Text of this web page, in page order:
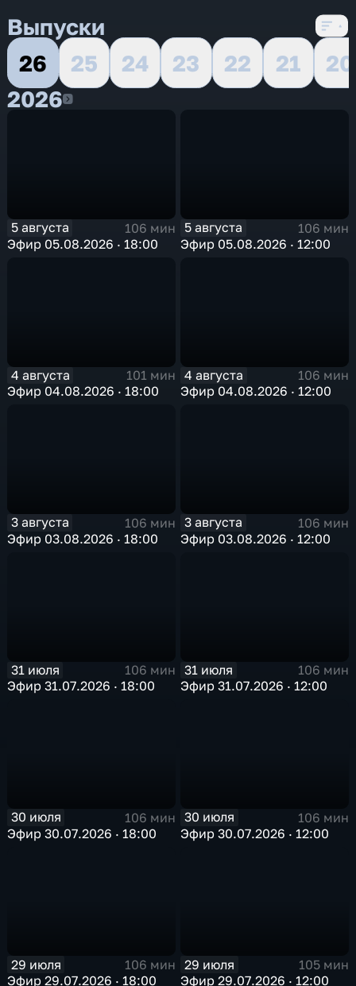
Выпуски
26
25 24 23 22 21
20
20262026
5 августа
106 мин
Эфир 05.08.2026 · 18:00
5 августа
106 мин
Эфир 05.08.2026 · 12:00
4 августа
101 мин
Эфир 04.08.2026 · 18:00
4 августа
106 мин
Эфир 04.08.2026 · 12:00
3 августа
106 мин
Эфир 03.08.2026 · 18:00
3 августа
106 мин
Эфир 03.08.2026 · 12:00
31 июля
106 мин
Эфир 31.07.2026 · 18:00
31 июля
106 мин
Эфир 31.07.2026 · 12:00
30 июля
106 мин
Эфир 30.07.2026 · 18:00
30 июля
106 мин
Эфир 30.07.2026 · 12:00
29 июля
106 мин
Эфир 29.07.2026 · 18:00
29 июля
105 мин
Эфир 29.07.2026 · 12:00